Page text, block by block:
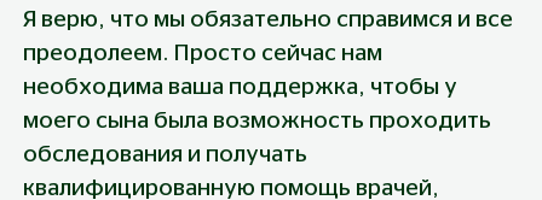
Я верю, что мы обязательно справимся и все
преодолеем. Просто сейчас нам
необходима ваша поддержка, чтобы у
моего сына была возможность проходить
обследования и получать
квалифицированную помощь врачей,